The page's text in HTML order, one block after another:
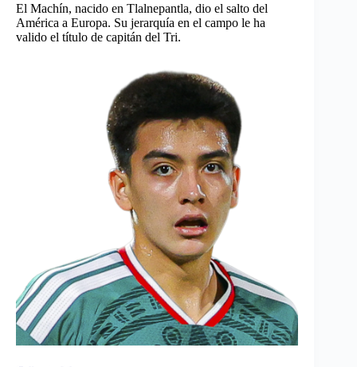
El Machín, nacido en Tlalnepantla, dio el salto del
América a Europa. Su jerarquía en el campo le ha
valido el título de capitán del Tri.